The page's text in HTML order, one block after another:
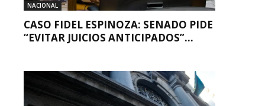
NACIONAL
CASO FIDEL ESPINOZA: SENADO PIDE
“EVITAR JUICIOS ANTICIPADOS”...